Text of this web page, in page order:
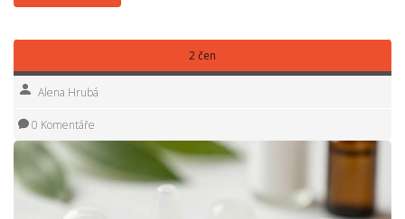
2 čen
Alena Hrubá
0 Komentáře